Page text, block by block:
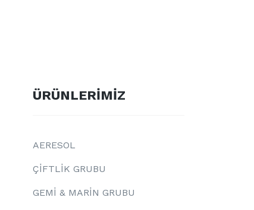
ÜRÜNLERİMİZ
AERESOL
ÇİFTLİK GRUBU
GEMİ & MARİN GRUBU